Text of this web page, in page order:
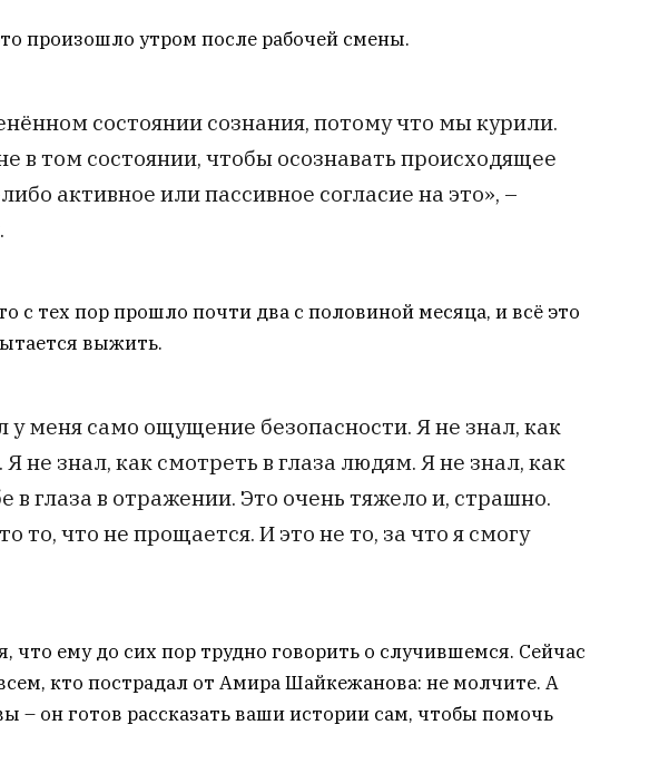
произошло утром после рабочей смены.
состоянии сознания, потому что мы курили.
в том состоянии, чтобы осознавать происходящее
активное или пассивное согласие на это», –
с тех пор прошло почти два с половиной месяца, и всё это
выжить.
у меня само ощущение безопасности. Я не знал, как
не знал, как смотреть в глаза людям. Я не знал, как
в глаза в отражении. Это очень тяжело и, страшно.
то, что не прощается. И это не то, за что я смогу
что ему до сих пор трудно говорить о случившемся. Сейчас
кто пострадал от Амира Шайкежанова: не молчите. А
– он готов рассказать ваши истории сам, чтобы помочь